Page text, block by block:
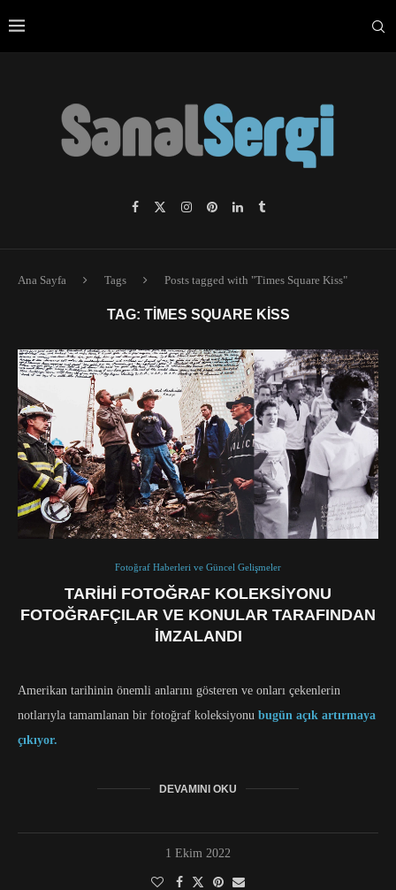
Ana Sayfa Tags Posts tagged with "Times Square Kiss"
TAG: TIMES SQUARE KISS
Fotoğraf Haberleri ve Güncel Gelişmeler
TARIHI FOTOĞRAF KOLEKSIYONU
FOTOĞRAFÇILAR VE KONULAR TARAFINDAN
İMZALANDI
Amerikan tarihinin önemli anlarını gösteren ve onları çekenlerin
notlarıyla tamamlanan bir fotoğraf koleksiyonu bugün açık artırmaya
çıkıyor.
DEVAMINI OKU
1 Ekim 2022